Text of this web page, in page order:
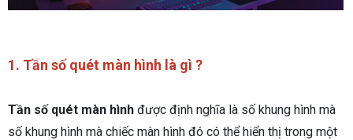
1. Tần số quét màn hình là gì ?
Tần số quét màn hình được định nghĩa là số khung hình mà
số khung hình mà chiếc màn hình đó có thể hiển thị trong một